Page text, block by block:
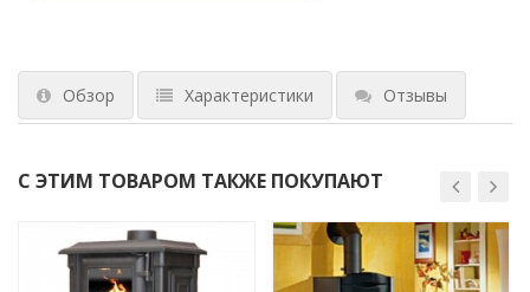
Обзор Характеристики Отзывы
С ЭТИМ ТОВАРОМ ТАКЖЕ ПОКУПАЮТ